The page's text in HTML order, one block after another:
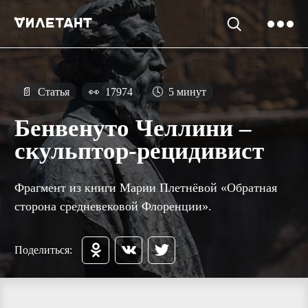
📄 Статья 👀 17974 🕓 5 минут
Бенвенуто Челлини –
скульптор-рецидивист
Фрагмент из книги Марии Плетнёвой «Обратная
сторона средневековой Флоренции».
Поделиться: